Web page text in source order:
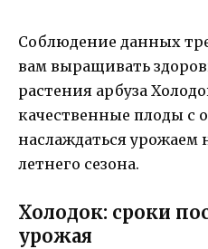
Соблюдение данных
вам выращивать
растения арбуза
качественные плоды с
наслаждаться урожаем
летнего сезона.
Холодок: сроки
урожая